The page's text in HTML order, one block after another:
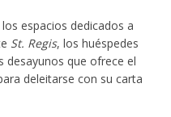
espacios dedicados a
St. Regis, los huéspedes
desayunos que ofrece el
deleitarse con su carta